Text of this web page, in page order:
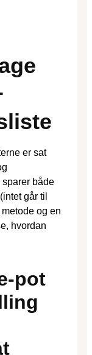
er sat
både
går til
og en
hvordan
pot